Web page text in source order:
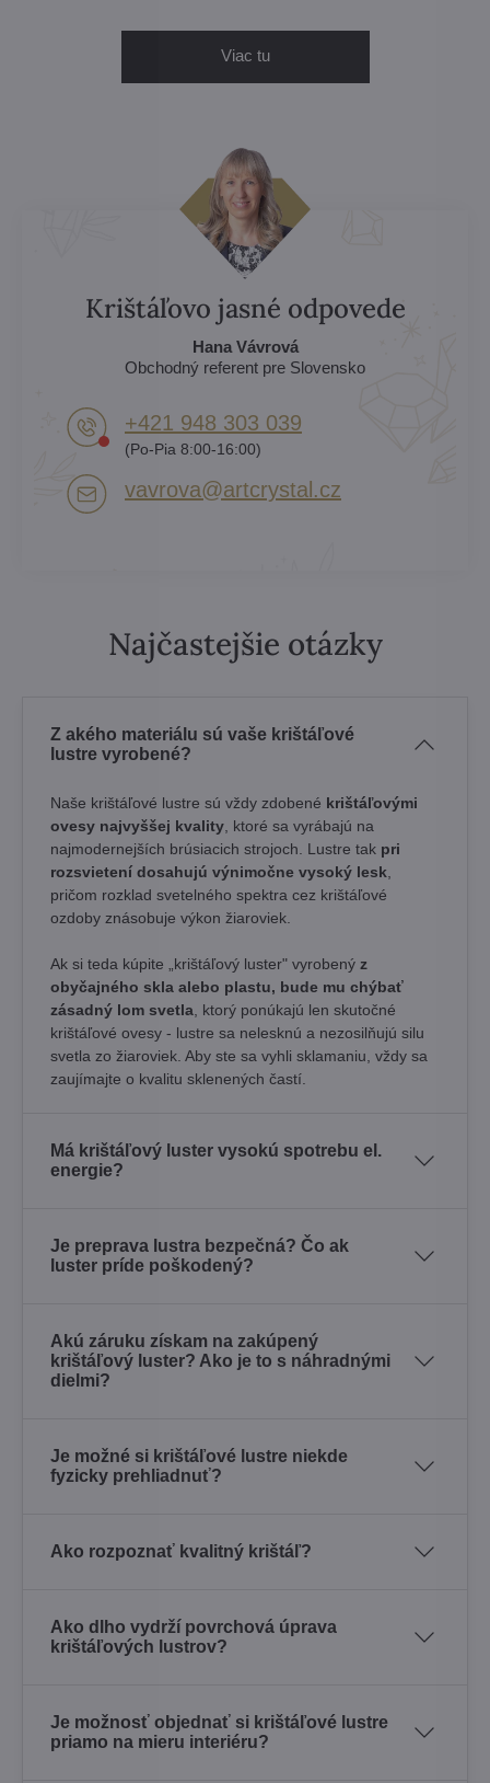
Viac tu
Krištáľovo jasné odpovede
Hana Vávrová
Obchodný referent pre Slovensko
+421 948 303 039
(Po-Pia 8:00-16:00)
vavrova​@artcrystal​.cz
Najčastejšie otázky
Z akého materiálu sú vaše krištáľové
lustre vyrobené?
Naše krištáľové lustre sú vždy zdobené krištáľovými
ovesy najvyššej kvality , ktoré sa vyrábajú na
najmodernejších brúsiacich strojoch. Lustre tak pri
rozsvietení dosahujú výnimočne vysoký lesk
pričom rozklad svetelného spektra cez krištáľové
ozdoby znásobuje výkon žiaroviek.
Ak si teda kúpite „krištáľový luster" vyrobený z
obyčajného skla alebo plastu, bude mu chýbať
zásadný lom svetla , ktorý ponúkajú len skutočné
krištáľové ovesy - lustre sa nelesknú a nezosilňujú silu
svetla zo žiaroviek. Aby ste sa vyhli sklamaniu, vždy sa
zaujímajte o kvalitu sklenených častí.
Má krištáľový luster vysokú spotrebu el.
energie?
Je preprava lustra bezpečná? Čo ak
luster príde poškodený?
Akú záruku získam na zakúpený
krištáľový luster? Ako je to s náhradnými
dielmi?
Je možné si krištáľové lustre niekde
fyzicky prehliadnuť?
Ako rozpoznať kvalitný krištáľ?
Ako dlho vydrží povrchová úprava
krištáľových lustrov?
Je možnosť objednať si krištáľové lustre
priamo na mieru interiéru?